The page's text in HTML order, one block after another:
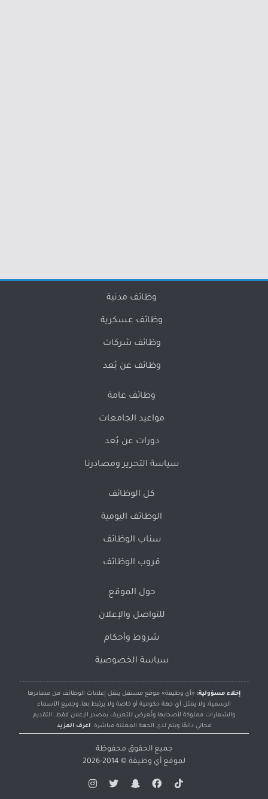
وظائف مدنية
وظائف عسكرية
وظائف شركات
وظائف عن بُعد
وظائف عامة
مواعيد الجامعات
دورات عن بُعد
سياسة التحرير ومصادرنا
كل الوظائف
الوظائف اليومية
سناب الوظائف
قروب الوظائف
حول الموقع
للتواصل والإعلان
شروط وأحكام
سياسة الخصوصية
إخلاء مسؤولية: «أي وظيفة» موقع مستقل ينقل إعلانات الوظائف من مصادرها
الرسمية، ولا يمثل أي جهة حكومية أو خاصة ولا يرتبط بها، وجميع الأسماء
والشعارات مملوكة لأصحابها وتُعرض للتعريف بمصدر الإعلان فقط. التقديم
مجاني دائمًا ويتم لدى الجهة المعلنة مباشرة. اعرف المزيد
جميع الحقوق محفوظة
لموقع أي وظيفة © 2014-2026